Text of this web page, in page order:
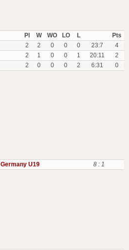
Pl W WO LO L
Pts
2 2 0 0 0 23:7
4
2 1 0 0 1 20:11
2
2 0 0 0 2 6:31 0
Germany U19 8 : 1